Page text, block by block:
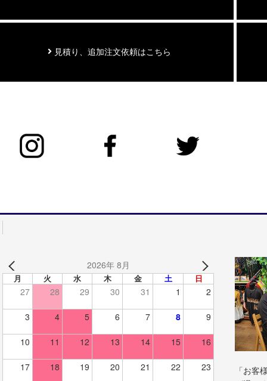
見積り、追加注文依頼はこちら
2026年 8月
月 火 水 木 金 土 日
27 28 29 30 31 1 2
3 4 5 6 7 8 9
10 11 12 13 14 15 16
17 18 19 20 21 22 23
「お客